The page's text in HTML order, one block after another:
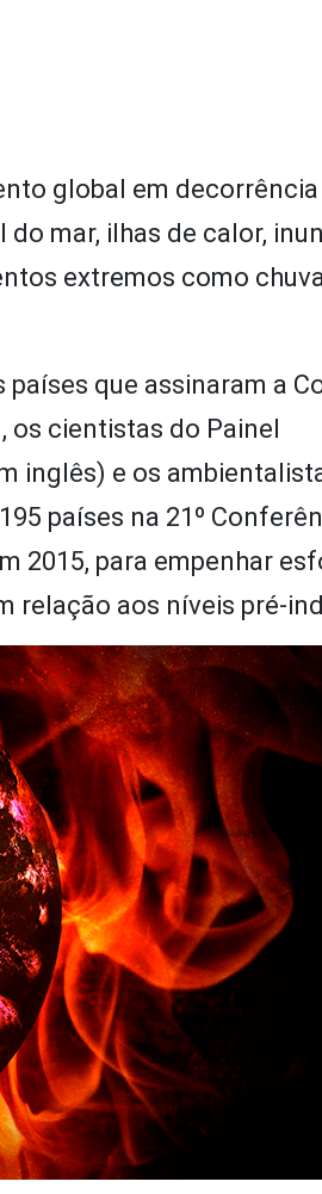
global em
mar, ilhas de calor,
extremos como
que assinaram a
os cientistas do Painel
inglês) e os
países na 21º
2015, para empenhar
relação aos níveis pré-